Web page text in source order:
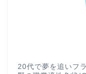
20代で夢を追いフ